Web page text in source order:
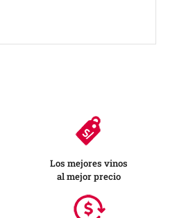
Los mejores vinos
al mejor precio